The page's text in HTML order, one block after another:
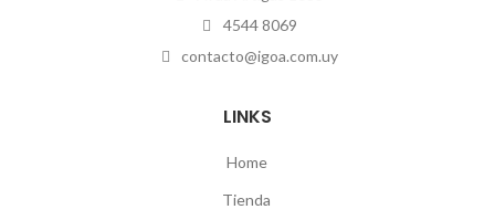
4544 8069
contacto@igoa.com.uy
LINKS
Home
Tienda